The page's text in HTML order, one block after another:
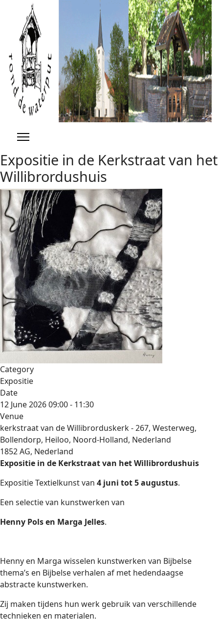
Expositie in de Kerkstraat van het
Willibrordushuis
Category
Expositie
Date
12 June 202609:00- 11:30
Venue
kerkstraat van de Willibrorduskerk - 267, Westerweg,
Bollendorp, Heiloo, Noord-Holland, Nederland
1852 AG, Nederland
Expositie in de Kerkstraat van het Willibrordushuis
Expositie Textielkunst van 4 juni tot 5 augustus.
Een selectie van kunstwerken van
Henny Pols en Marga Jelles.
Henny en Marga wisselen kunstwerken van Bijbelse
thema’s en Bijbelse verhalen af met hedendaagse
abstracte kunstwerken.
Zij maken tijdens hun werk gebruik van verschillende
technieken en materialen.
YearMonth
Year